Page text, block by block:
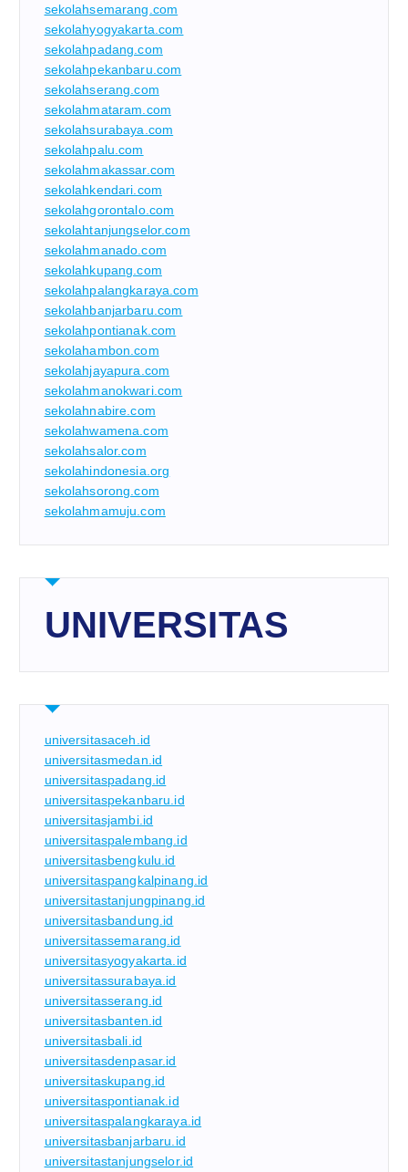
sekolahsemarang.com
sekolahyogyakarta.com
sekolahpadang.com
sekolahpekanbaru.com
sekolahserang.com
sekolahmataram.com
sekolahsurabaya.com
sekolahpalu.com
sekolahmakassar.com
sekolahkendari.com
sekolahgorontalo.com
sekolahtanjungselor.com
sekolahmanado.com
sekolahkupang.com
sekolahpalangkaraya.com
sekolahbanjarbaru.com
sekolahpontianak.com
sekolahambon.com
sekolahjayapura.com
sekolahmanokwari.com
sekolahnabire.com
sekolahwamena.com
sekolahsalor.com
sekolahindonesia.org
sekolahsorong.com
sekolahmamuju.com
UNIVERSITAS
universitasaceh.id
universitasmedan.id
universitaspadang.id
universitaspekanbaru.id
universitasjambi.id
universitaspalembang.id
universitasbengkulu.id
universitaspangkalpinang.id
universitastanjungpinang.id
universitasbandung.id
universitassemarang.id
universitasyogyakarta.id
universitassurabaya.id
universitasserang.id
universitasbanten.id
universitasbali.id
universitasdenpasar.id
universitaskupang.id
universitaspontianak.id
universitaspalangkaraya.id
universitasbanjarbaru.id
universitastanjungselor.id